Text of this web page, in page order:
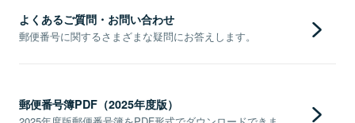
よくあるご質問・お問い合わせ
郵便番号に関するさまざまな疑問にお答えします。
郵便番号簿PDF（2025年度版）